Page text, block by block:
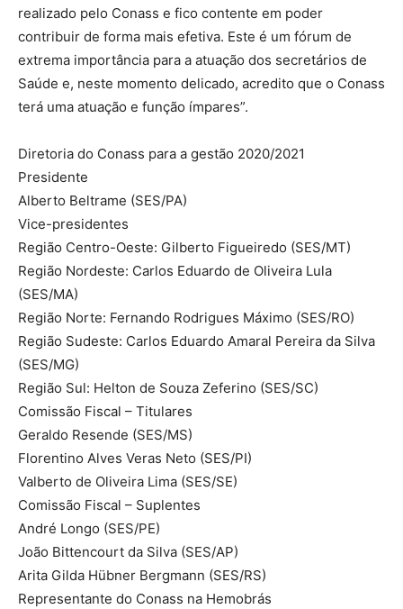
realizado pelo Conass e fico contente em poder
contribuir de forma mais efetiva. Este é um fórum de
extrema importância para a atuação dos secretários de
Saúde e, neste momento delicado, acredito que o Conass
terá uma atuação e função ímpares”.
Diretoria do Conass para a gestão 2020/2021
Presidente
Alberto Beltrame (SES/PA)
Vice-presidentes
Região Centro-Oeste: Gilberto Figueiredo (SES/MT)
Região Nordeste: Carlos Eduardo de Oliveira Lula
(SES/MA)
Região Norte: Fernando Rodrigues Máximo (SES/RO)
Região Sudeste: Carlos Eduardo Amaral Pereira da Silva
(SES/MG)
Região Sul: Helton de Souza Zeferino (SES/SC)
Comissão Fiscal – Titulares
Geraldo Resende (SES/MS)
Florentino Alves Veras Neto (SES/PI)
Valberto de Oliveira Lima (SES/SE)
Comissão Fiscal – Suplentes
André Longo (SES/PE)
João Bittencourt da Silva (SES/AP)
Arita Gilda Hübner Bergmann (SES/RS)
Representante do Conass na Hemobrás